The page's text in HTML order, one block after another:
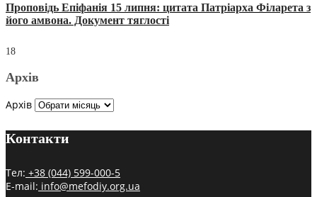
Проповідь Епіфанія 15 липня: цитата Патріарха Філарета з
його амвона. Документ тяглості
18
Архів
Архів
Контакти
Тел: +38 (044) 599-000-5
E-mail: info@mefodiy.org.ua